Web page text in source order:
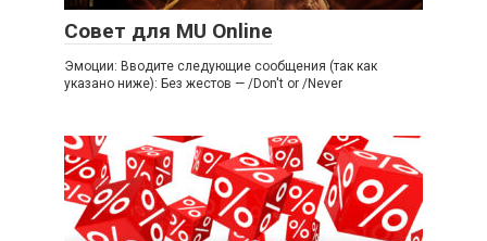
Совет для MU Online
Эмоции: Вводите следующие сообщения (так как
указано ниже): Без жестов — /Don't or /Never